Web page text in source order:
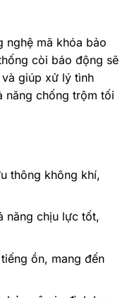
nghệ mã khóa bảo
còi báo động sẽ
giúp xử lý tình
năng chống trộm tối
thông không khí,
năng chịu lực tốt,
ồn, mang đến